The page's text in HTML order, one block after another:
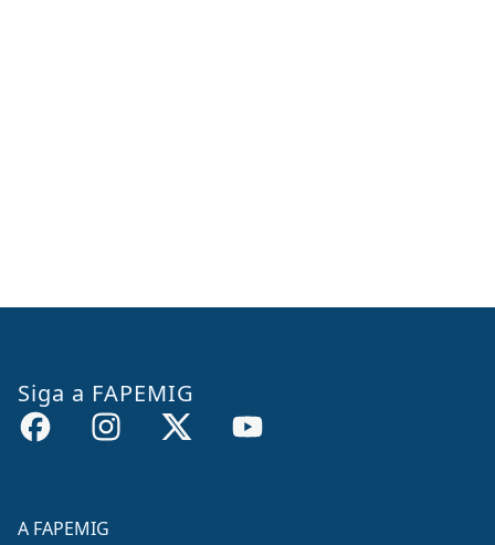
Siga a FAPEMIG
A FAPEMIG